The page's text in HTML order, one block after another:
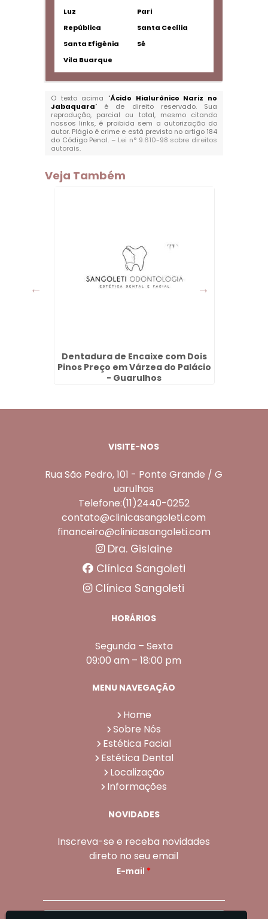
Luz
Pari
República
Santa Cecília
Santa Efigênia
Sé
Vila Buarque
O texto acima "Ácido Hialurônico Nariz no
Jabaquara" é de direito reservado. Sua
reprodução, parcial ou total, mesmo citando
nossos links, é proibida sem a autorização do
autor. Plágio é crime e está previsto no artigo 184
do Código Penal. – Lei n° 9.610-98 sobre direitos
autorais.
Veja Também
Dentadura de Encaixe com Dois
Pinos Preço em Várzea do Palácio
- Guarulhos
VISITE-NOS
Rua São Pedro, 101 - Ponte Grande / G
uarulhos
Telefone:(11)2440-0252
contato@clinicasangoleti.com
financeiro@clinicasangoleti.com
Dra. Gislaine
Clínica Sangoleti
Clínica Sangoleti
HORÁRIOS
Segunda – Sexta
09:00 am – 18:00 pm
MENU NAVEGAÇÃO
Home
Sobre Nós
Estética Facial
Estética Dental
Localização
Informações
NOVIDADES
Inscreva-se e receba novidades
direto no seu email
E-mail *